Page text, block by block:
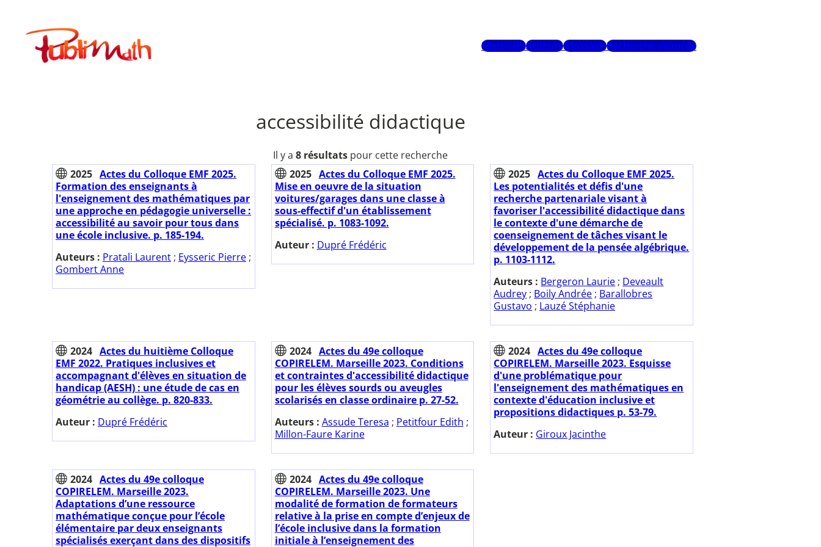
contenuPublimath
Mots-clésAuteursGlossaireRecherche avancée
accessibilité didactique
Il y a 8 résultats pour cette recherche
2025 Actes du Colloque EMF 2025.
Formation des enseignants à
l'enseignement des mathématiques par
une approche en pédagogie universelle :
accessibilité au savoir pour tous dans
une école inclusive. p. 185-194.
Auteurs : Pratali Laurent ; Eysseric Pierre ;
Gombert Anne
2025 Actes du Colloque EMF 2025.
Mise en oeuvre de la situation
voitures/garages dans une classe à
sous-effectif d'un établissement
spécialisé. p. 1083-1092.
Auteur : Dupré Frédéric
2025 Actes du Colloque EMF 2025.
Les potentialités et défis d'une
recherche partenariale visant à
favoriser l'accessibilité didactique dans
le contexte d'une démarche de
coenseignement de tâches visant le
développement de la pensée algébrique.
p. 1103-1112.
Auteurs : Bergeron Laurie ; Deveault
Audrey ; Boily Andrée ; Barallobres
Gustavo ; Lauzé Stéphanie
2024 Actes du huitième Colloque
EMF 2022. Pratiques inclusives et
accompagnant d'élèves en situation de
handicap (AESH) : une étude de cas en
géométrie au collège. p. 820-833.
Auteur : Dupré Frédéric
2024 Actes du 49e colloque
COPIRELEM. Marseille 2023. Conditions
et contraintes d'accessibilité didactique
pour les élèves sourds ou aveugles
scolarisés en classe ordinaire p. 27-52.
Auteurs : Assude Teresa ; Petitfour Edith ;
Millon-Faure Karine
2024 Actes du 49e colloque
COPIRELEM. Marseille 2023. Esquisse
d'une problématique pour
l'enseignement des mathématiques en
contexte d'éducation inclusive et
propositions didactiques p. 53-79.
Auteur : Giroux Jacinthe
2024 Actes du 49e colloque
COPIRELEM. Marseille 2023.
Adaptations d’une ressource
mathématique conçue pour l’école
élémentaire par deux enseignants
spécialisés exerçant dans des dispositifs
2024 Actes du 49e colloque
COPIRELEM. Marseille 2023. Une
modalité de formation de formateurs
relative à la prise en compte d’enjeux de
l’école inclusive dans la formation
initiale à l’enseignement des